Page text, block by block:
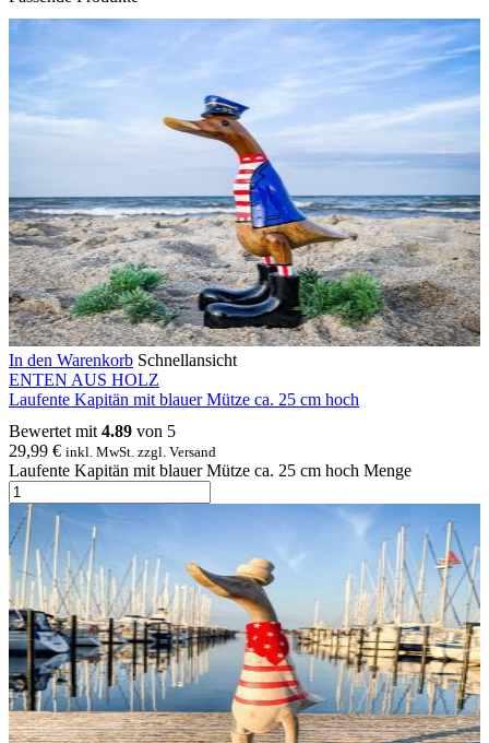
In den Warenkorb Schnellansicht
ENTEN AUS HOLZ
Laufente Kapitän mit blauer Mütze ca. 25 cm hoch
Bewertet mit 4.89 von 5
29,99 € inkl. MwSt. zzgl. Versand
Laufente Kapitän mit blauer Mütze ca. 25 cm hoch Menge